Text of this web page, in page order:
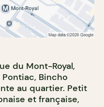
du Mont-Royal,
Pontiac, Bincho
au quartier. Petit
et française,